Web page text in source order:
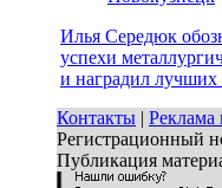
Илья Середюк
успехи
и наградил лучших
Контакты | Реклама
Регистрационный
Публикация